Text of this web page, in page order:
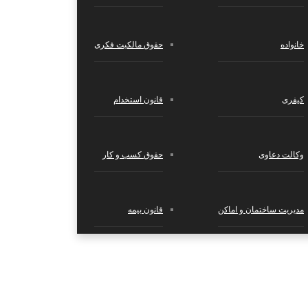
حقوق مالکیت فکری
قانون استخدام
حقوق کسب‌ و کار
قانون بیمه
خانواده
کیفری
وکالت دعاوی
مدیریت ساختمان و اماکن